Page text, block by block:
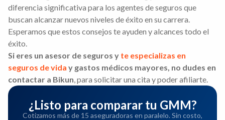
diferencia significativa para los agentes de seguros que
buscan alcanzar nuevos niveles de éxito en su carrera.
Esperamos que estos consejos te ayuden y alcances todo el
éxito.
Si eres un asesor de seguros y te especializas en
seguros de vida y gastos médicos mayores, no dudes en
contactar a Bikun, para solicitar una cita y poder afiliarte.
¿Listo para comparar tu GMM?
Cotizamos más de 15 aseguradoras en paralelo. Sin costo,